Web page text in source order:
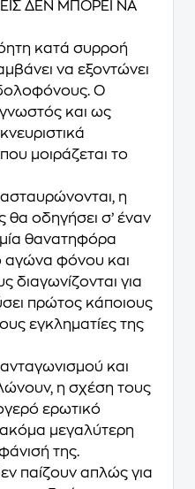
ΔΕΝ ΜΠΟΡΕΙ ΝΑ
κατά συρροή
να εξοντώνει
Ο
και ως
μοιράζεται το
η
θα οδηγήσει σ’ έναν
θανατηφόρα
αγώνα φόνου και
διαγωνίζονται για
πρώτος κάποιους
εγκληματίες της
και
η σχέση τους
ερωτικό
ακόμα μεγαλύτερη
της.
παίζουν απλώς για